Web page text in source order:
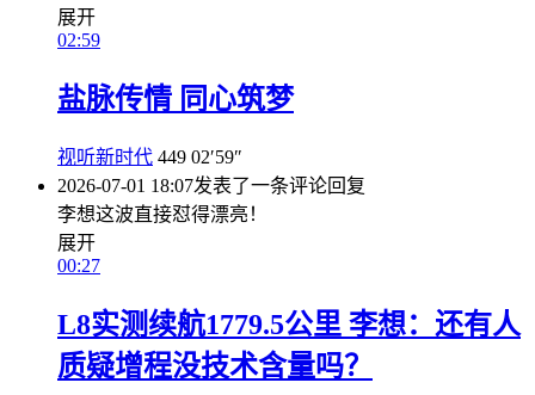
展开
02:59
盐脉传情 同心筑梦
视听新时代 449 02′59″
2026-07-01 18:07发表了一条评论回复
李想这波直接怼得漂亮！
展开
00:27
L8实测续航1779.5公里 李想：还有人
质疑增程没技术含量吗？